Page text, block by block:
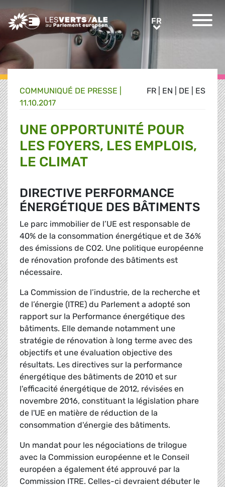
Greens/EFA Home FR
FR EN DE ES
COMMUNIQUÉ DE PRESSE
11.10.2017
UNE OPPORTUNITÉ POUR
LES FOYERS, LES EMPLOIS,
LE CLIMAT
DIRECTIVE PERFORMANCE
ÉNERGÉTIQUE DES BÂTIMENTS
Le parc immobilier de l’UE est responsable de
40% de la consommation énergétique et de 36%
des émissions de CO2. Une politique européenne
de rénovation profonde des bâtiments est
nécessaire.
La Commission de l’industrie, de la recherche et
de l’énergie (ITRE) du Parlement a adopté son
rapport sur la Performance énergétique des
bâtiments. Elle demande notamment une
stratégie de rénovation à long terme avec des
objectifs et une évaluation objective des
résultats. Les directives sur la performance
énergétique des bâtiments de 2010 et sur
l'efficacité énergétique de 2012, révisées en
novembre 2016, constituant la législation phare
de l'UE en matière de réduction de la
consommation d'énergie des bâtiments.
Un mandat pour les négociations de trilogue
avec la Commission européenne et le Conseil
européen a également été approuvé par la
Commission ITRE. Celles-ci devraient débuter le